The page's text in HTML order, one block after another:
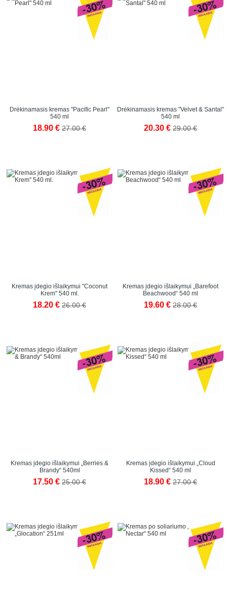
Drėkinamasis kremas "Pacific Pearl"
540 ml
18.90 € 27.00 €
Drėkinamasis kremas "Velvet & Santal"
540 ml
20.30 € 29.00 €
Kremas įdegio išlaikymui "Coconut
Krem" 540 ml.
18.20 € 26.00 €
Kremas įdegio išlaikymui „Barefoot
Beachwood“ 540 ml
19.60 € 28.00 €
Kremas įdegio išlaikymui „Berries &
Brandy“ 540ml
17.50 € 25.00 €
Kremas įdegio išlaikymui „Cloud
Kissed“ 540 ml
18.90 € 27.00 €